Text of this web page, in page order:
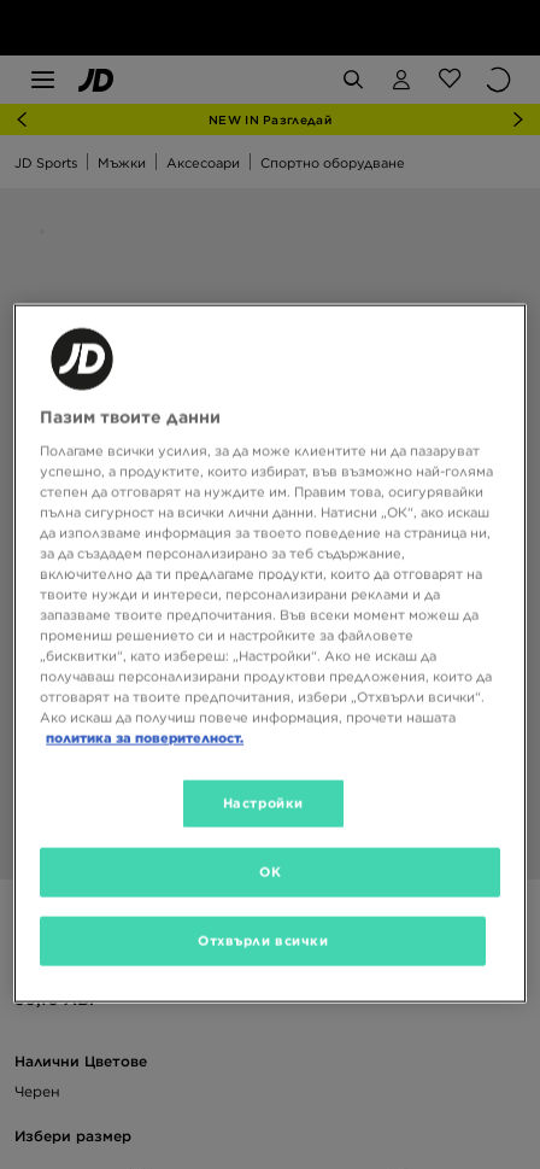
NEW IN Разгледай
JD Sports Мъжки Аксесоари Спортно оборудване
NIKE ТОПКА NK PTCH TRAIN - FA25
39,10 ЛВ.
Налични Цветове
Черен
Избери размер
Пазим твоите данни
Полагаме всички усилия, за да може клиентите ни да пазаруват
успешно, а продуктите, които избират, във възможно най-голяма
степен да отговарят на нуждите им. Правим това, осигурявайки
пълна сигурност на всички лични данни. Натисни „ОК“, ако искаш
да използваме информация за твоето поведение на страница ни,
за да създадем персонализирано за теб съдържание,
включително да ти предлагаме продукти, които да отговарят на
твоите нужди и интереси, персонализирани реклами и да
запазваме твоите предпочитания. Във всеки момент можеш да
промениш решението си и настройките за файловете
„бисквитки“, като избереш: „Настройки“. Ако не искаш да
получаваш персонализирани продуктови предложения, които да
отговарят на твоите предпочитания, избери „Отхвърли всички“.
Ако искаш да получиш повече информация, прочети нашата
политика за поверителност.
Настройки
Отхвърли всички
OK